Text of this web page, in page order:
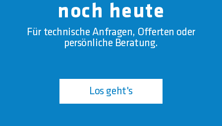
noch heute
Für technische Anfragen, Offerten oder
persönliche Beratung.
Los geht's